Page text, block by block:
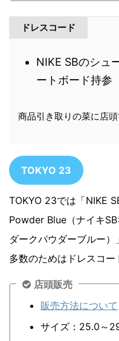
ドレスコード
NIKE SBのシュ
ートボード持参
商品引き取りの菜に店頭
TOKYO 23
TOKYO 23では「NIKE
Powder Blue（ナイキ
ダークパウダーブルー
多数のためはドレスコー
店頭販売
販売方法について
サイズ：25.0～